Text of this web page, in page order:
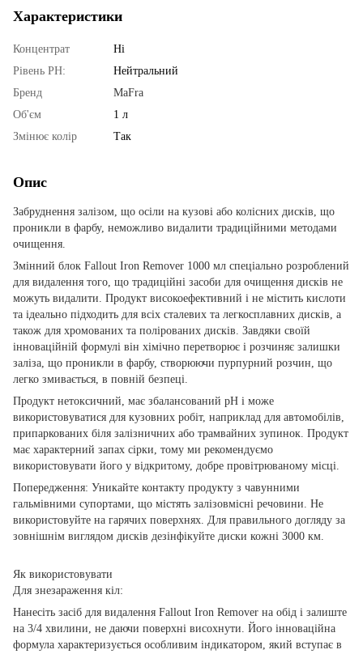
Характеристики
Концентрат
Ні
Рівень PН:
Нейтральний
Бренд
MaFra
Об'єм
1 л
Змінює колір
Так
Опис
Забруднення залізом, що осіли на кузові або колісних дисків, що
проникли в фарбу, неможливо видалити традиційними методами
очищення.
Змінний блок Fallout Iron Remover 1000 мл спеціально розроблений
для видалення того, що традиційні засоби для очищення дисків не
можуть видалити. Продукт високоефективний і не містить кислоти
та ідеально підходить для всіх сталевих та легкосплавних дисків, а
також для хромованих та полірованих дисків. Завдяки своїй
інноваційній формулі він хімічно перетворює і розчиняє залишки
заліза, що проникли в фарбу, створюючи пурпурний розчин, що
легко змивається, в повній безпеці.
Продукт нетоксичний, має збалансований pH і може
використовуватися для кузовних робіт, наприклад для автомобілів,
припаркованих біля залізничних або трамвайних зупинок. Продукт
має характерний запах сірки, тому ми рекомендуємо
використовувати його у відкритому, добре провітрюваному місці.
Попередження: Уникайте контакту продукту з чавунними
гальмівними супортами, що містять залізовмісні речовини. Не
використовуйте на гарячих поверхнях. Для правильного догляду за
зовнішнім виглядом дисків дезінфікуйте диски кожні 3000 км.
Як використовувати
Для знезараження кіл:
Нанесіть засіб для видалення Fallout Iron Remover на обід і залиште
на 3/4 хвилини, не даючи поверхні висохнути. Його інноваційна
формула характеризується особливим індикатором, який вступає в